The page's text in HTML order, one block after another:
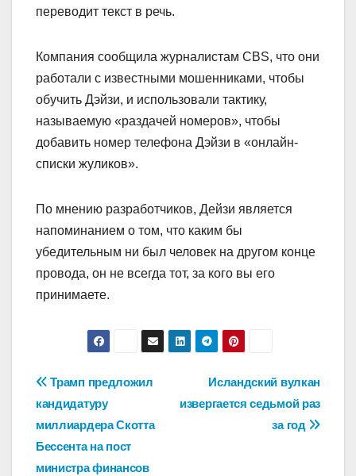
переводит текст в речь.
Компания сообщила журналистам CBS, что они
работали с известными мошенниками, чтобы
обучить Дэйзи, и использовали тактику,
называемую «раздачей номеров», чтобы
добавить номер телефона Дэйзи в «онлайн-
списки жуликов».
По мнению разработчиков, Дейзи является
напоминанием о том, что каким бы
убедительным ни был человек на другом конце
провода, он не всегда тот, за кого вы его
принимаете.
Навигация
по
записям
Исландский вулкан
извергается седьмой раз
за год
Трамп предложил
кандидатуру
миллиардера Скотта
Бессента на пост
министра финансов